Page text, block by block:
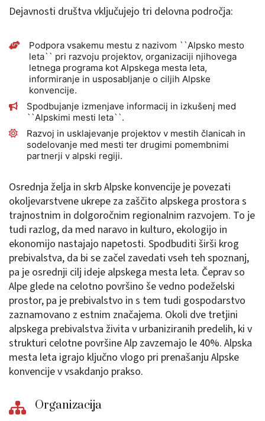
Dejavnosti društva vključujejo tri delovna področja:
Podpora vsakemu mestu z nazivom ``Alpsko mesto
leta`` pri razvoju projektov, organizaciji njihovega
letnega programa kot Alpskega mesta leta,
informiranje in usposabljanje o ciljih Alpske
konvencije.
Spodbujanje izmenjave informacij in izkušenj med
``Alpskimi mesti leta``.
Razvoj in usklajevanje projektov v mestih članicah in
sodelovanje med mesti ter drugimi pomembnimi
partnerji v alpski regiji.
Osrednja želja in skrb Alpske konvencije je povezati
okoljevarstvene ukrepe za zaščito alpskega prostora s
trajnostnim in dolgoročnim regionalnim razvojem. To je
tudi razlog, da med naravo in kulturo, ekologijo in
ekonomijo nastajajo napetosti. Spodbuditi širši krog
prebivalstva, da bi se začel zavedati vseh teh spoznanj,
pa je osrednji cilj ideje alpskega mesta leta. Čeprav so
Alpe glede na celotno površino še vedno podeželski
prostor, pa je prebivalstvo in s tem tudi gospodarstvo
zaznamovano z estnim značajema. Okoli dve tretjini
alpskega prebivalstva živita v urbaniziranih predelih, ki v
strukturi celotne površine Alp zavzemajo le 40%. Alpska
mesta leta igrajo ključno vlogo pri prenašanju Alpske
konvencije v vsakdanjo prakso.
Organizacija